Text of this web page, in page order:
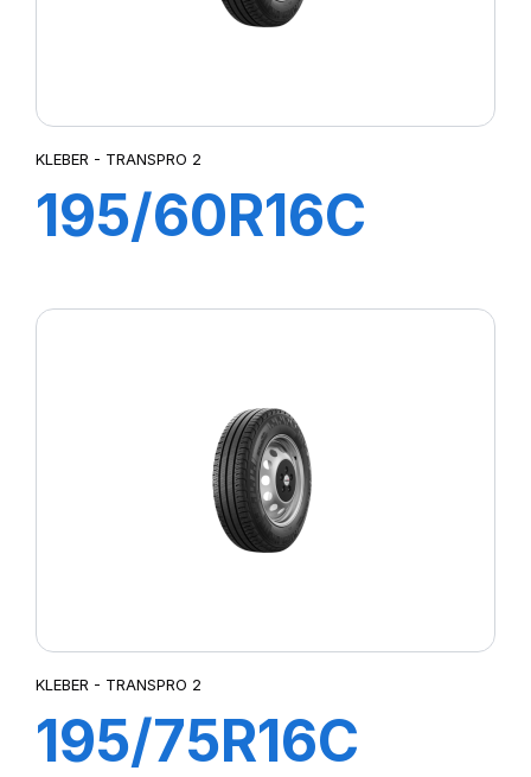
KLEBER - TRANSPRO 2
195/60R16C
KLEBER - TRANSPRO 2
195/75R16C